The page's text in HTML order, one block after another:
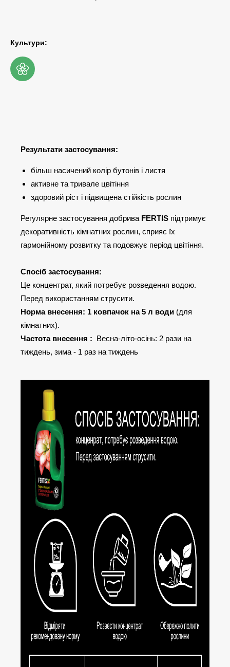
Культури:
Результати застосування:
більш насичений колір бутонів і листя
активне та тривале цвітіння
здоровий ріст і підвищена стійкість рослин
Регулярне застосування добрива FERTIS підтримує
декоративність кімнатних рослин, сприяє їх
гармонійному розвитку та подовжує період цвітіння.
Спосіб застосування:
Це концентрат, який потребує розведення водою.
Перед використанням струсити.
Норма внесення: 1 ковпачок на 5 л води (для
кімнатних).
Частота внесення : Весна-літо-осінь: 2 рази на
тиждень, зима - 1 раз на тиждень